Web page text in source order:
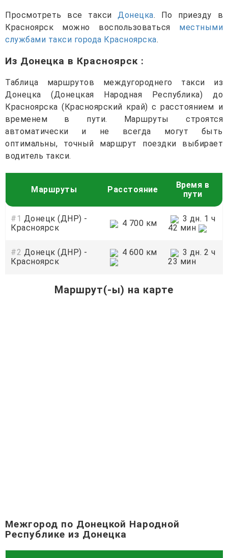
Просмотреть все таксиДонецка. По приезду в
Красноярск можно воспользоваться местными
службами такси города Красноярска.
Из Донецка в Красноярск :
Таблица маршрутов междугороднего такси из
Донецка (Донецкая Народная Республика) до
Красноярска (Красноярский край) с расстоянием и
временем в пути. Маршруты строятся
автоматически и не всегда могут быть
оптимальны, точный маршрут поездки выбирает
водитель такси.
Маршруты Расстояние
Время в
пути
#1 Донецк (ДНР) -
Красноярск
4 700 км
3 дн. 1 ч
42 мин
#2 Донецк (ДНР) -
Красноярск
4 600 км
3 дн. 2 ч
23 мин
Маршрут(-ы) на карте
Межгород по Донецкой Народной
Республике из Донецка